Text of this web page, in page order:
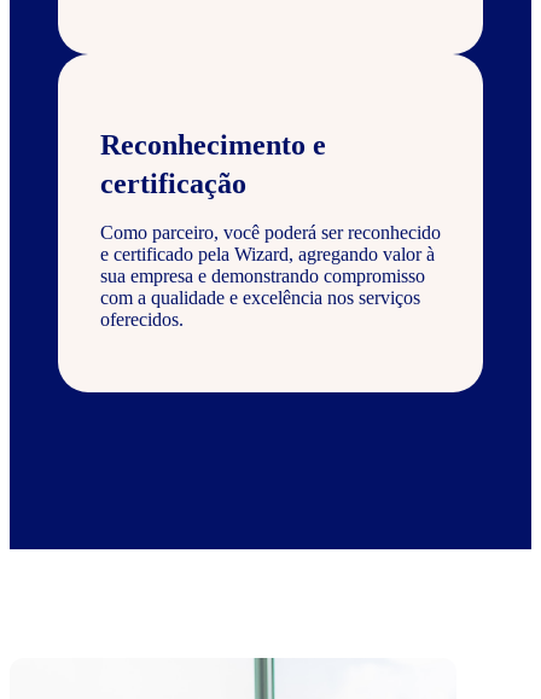
Reconhecimento e
certificação
Como parceiro, você poderá ser reconhecido
e certificado pela Wizard, agregando valor à
sua empresa e demonstrando compromisso
com a qualidade e excelência nos serviços
oferecidos.